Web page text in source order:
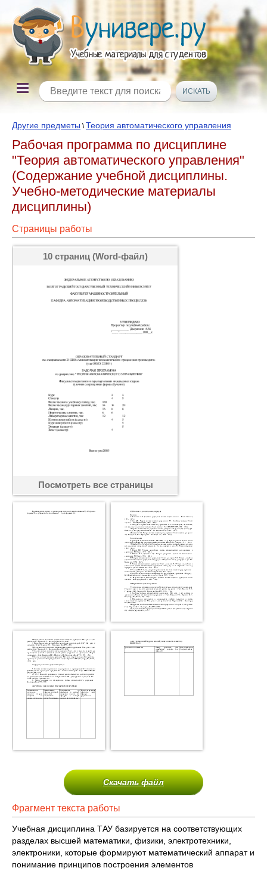
Другие предметы \Теория автоматического управления
Рабочая программа по дисциплине
"Теория автоматического управления"
(Содержание учебной дисциплины.
Учебно-методические материалы
дисциплины)
Страницы работы
10 страниц (Word-файл)
Посмотреть все страницы
Скачать файл
Фрагмент текста работы
Учебная дисциплина ТАУ базируется на соответствующих
разделах высшей математики, физики, электротехники,
электроники, которые формируют математический аппарат и
понимание принципов построения элементов